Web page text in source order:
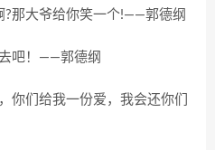
?那大爷给你笑一个!——郭德纲
吧！——郭德纲
你们给我一份爱，我会还你们